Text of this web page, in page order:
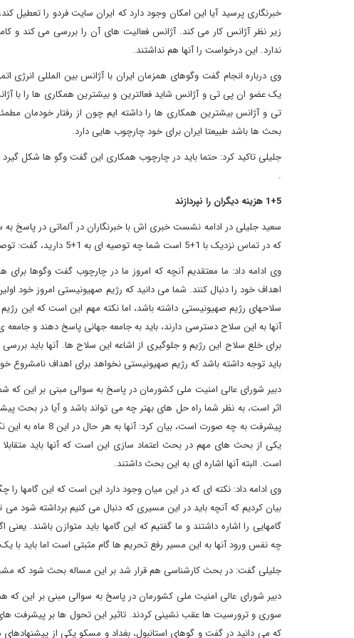
خبرنگاری پرسید آیا این امکان وجود دارد که ایران سایت فردو را
زیر نظر آژانس کار می کند. آژانس فعالیت های آن را بررسی می کند
ندارد. این درخواست را آنها هم نداشتند.
وی درباره انجام گفت وگوهای همزمان ایران با آژانس بین المللی انرژی
یک عضو ان پی تی و آژانس شاید فعالترین و بیشترین همکاری ها را با
تی و آژانس بیشترین همکاری ها را داشته ایم چون از رفتار خودمان
بحث ها باشد طبیعتا ایران برای خود چارچوب هایی دارد.
.
1+5 هزینه دیگران را نپردازند
سعید جلیلی در ادامه نشست خبری اش با خبرنگاران در آلماتی در پاسخ
که در تماس نزدیک با 1+5 است شما چه توصیه ای به 1+5 دارید، گفت: توصیه ای که ما به 1+5 داریم این است که آنها هزینه دیگران را نپردازند.
اهداف خود را دنبال کنند. شما می دانید که رژیم صهیونیستی امروز
سلاحهای رژیم صهیونیستی داشته باشد، اما نکته مهم این است که این
آنها به این سلاح دسترسی دارند، باید به جامعه جهانی پاسخ دهند و
برای خلع سلاح این رژیم و جلوگیری از اشاعه این سلاح ها. آنها باید
باید توجه داشته باشد که رژیم صهیونیستی نخواهد برای اهداف نامشروع
دبیر شورای عالی امنیت ملی کشورمان در پاسخ به سوالی مبنی بر این که
اثر است، به نظر شما راه حل های بهتر چه می تواند باشد و آیا در بحث
پیشرفت به چه
یکی از بحث های مهم در بحث اعتماد سازی این است که آنها باید
است. البته آنها اشاره ای به این بحث داشتند.
وی ادامه داد: نکته ای که در این میان وجود دارد این است که این گامها را
بیان کردیم که آنچه باید در این مسیری که دنبال می کنیم برداشته شود
گامهایی را اشاره داشتند و ما گفتیم که این گامها باید متوازن باشند.
چه نفس ورود آنها به این مسیر رفع تحریم ها گام مثبتی است اما باید با
جلیلی گفت: در بحث کارشناسی هم قرار شد بر این مساله بحث شود که
دبیر شورای عالی امنیت ملی کشورمان در پاسخ به سوالی مبنی بر این
سوری و ترورسیت ها عقب نشینی کردند. تاثیر این تحول ها بر پیشرفت های
که می دانید در گفت و گوهای استانبول، بغداد و مسکو یکی از